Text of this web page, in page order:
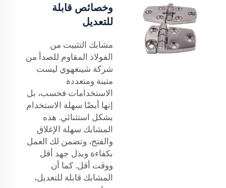
وخصائص قابلة
للتعديل
مشابك التثبيت من
الفولاذ المقاوم للصدأ من
شركة شينغهوي ليست
متينة ومتعددة
الاستخدامات فحسب، بل
إنها أيضًا سهلة الاستخدام
بشكل استثنائي. هذه
المشابك سهلة الإغلاق
والفتح، وتضمن لك العمل
بكفاءة وبذل جهد أقل
ووقت أقل. كما أن
المشابك قابلة للتعديل،